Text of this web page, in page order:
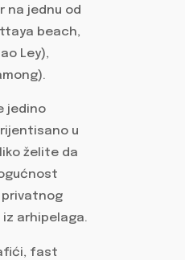
na jednu od
beach,
Ley),
jedino
u
želite da
privatnog
arhipelaga.
fast